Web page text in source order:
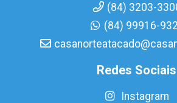
(84) 3203-
(84) 99916-
Redes Sociais
Instagram